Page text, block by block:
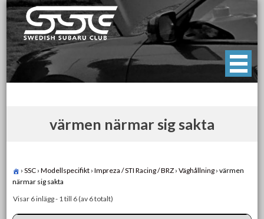
Skip
to
content
Swedish Subaru Club
För oss som älskar Subaru!
värmen närmar sig sakta
› SSC › Modellspecifikt › Impreza / STI Racing / BRZ › Väghållning › värmen
närmar sig sakta
Visar 6 inlägg - 1 till 6 (av 6 totalt)